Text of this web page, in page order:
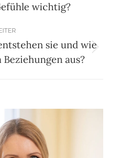
Vorherigerwichtig?
Nächster
Beitrag:
sie und wie
aus?